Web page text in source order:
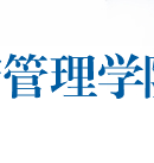
永利(